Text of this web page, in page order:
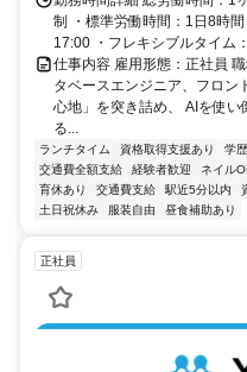
制 ・標準労働時間：1日8時
17:00 ・フレキシブルタイム
仕事内容 雇用形態：正社員
タベースエンジニア、フロ
心地」を突き詰め、 AIを使
る...
ランチタイム 資格取得支援あり 学
交通費全額支給
経験者歓迎 ネイル
育休あり
交通費支給 駅近5分以内
土日祝休み
服装自由 昼食補助あり
正社員